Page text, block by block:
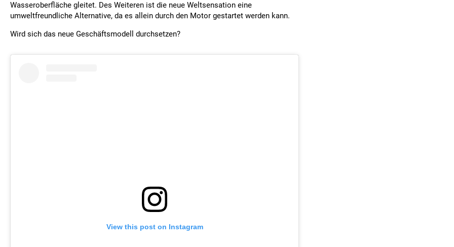
Wasseroberfläche gleitet. Des Weiteren ist die neue Weltsensation eine
umweltfreundliche Alternative, da es allein durch den Motor gestartet werden kann.
Wird sich das neue Geschäftsmodell durchsetzen?
View this post on Instagram